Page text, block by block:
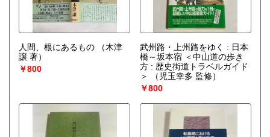
人間、根にあるもの
（木津
譲 著）
￥800
武州路・上州路をゆく : 日本
橋～坂本宿 ＜中山道の歩き
方 : 歴史街道トラベルガイド
＞
（児玉幸多 監修）
￥800